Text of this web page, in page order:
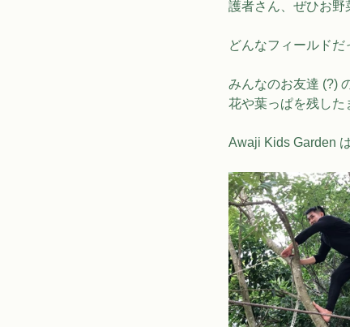
護者さん、ぜひお
どんなフィールドだ
みんなのお友達 (?)
花や葉っぱを残した
Awaji Kids Garden